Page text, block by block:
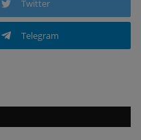
Twitter
Telegram